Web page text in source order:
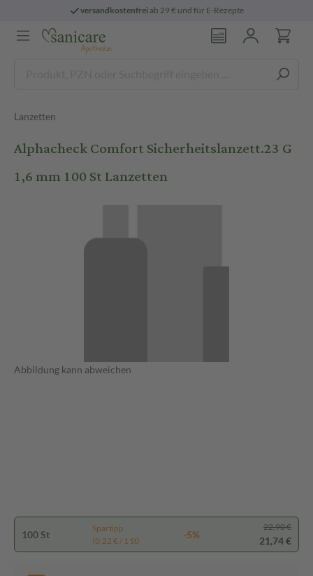
versandkostenfreiab 29 € und für E-Rezepte
Lanzetten
Alphacheck Comfort Sicherheitslanzett.23 G
1,6 mm 100 St Lanzetten
Abbildung kann abweichen
100 St
Spartipp
(0,22 € / 1 St)
-5%
22,90 €
21,74 €